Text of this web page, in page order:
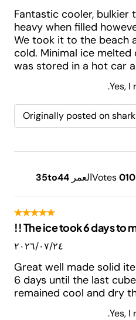
Fantastic cooler, bulkier
heavy when filled
We took it to the beach
cold. Minimal ice melted
was stored in a hot car
Yes,
Originally posted on
10
Votes 0 العمر 35to44
The ice took 6 days to
٢٤‏/٠٧‏/٢٠٢٦
Great well made solid
6 days until the last
remained cool and dry
Yes,